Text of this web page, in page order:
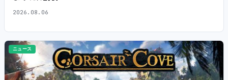
2026.08.06
ニュース